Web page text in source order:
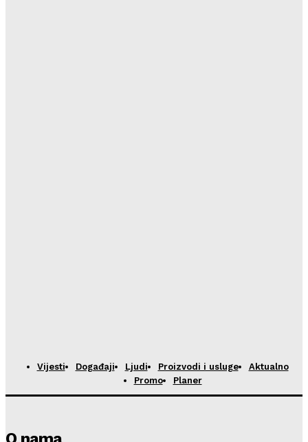
Vijesti Događaji Ljudi Proizvodi i usluge
Aktualno
Promo
Planer